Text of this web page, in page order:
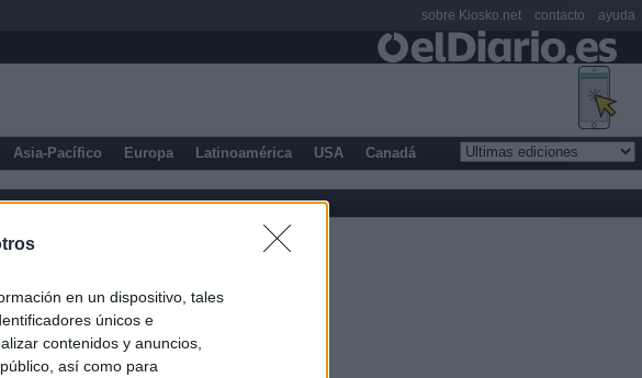
en un dispositivo, tales
únicos e
contenidos y anuncios,
así como para
Asia-Pacífico Europa Latinoamérica USA Canadá
sobre Kiosko.net contacto ayuda